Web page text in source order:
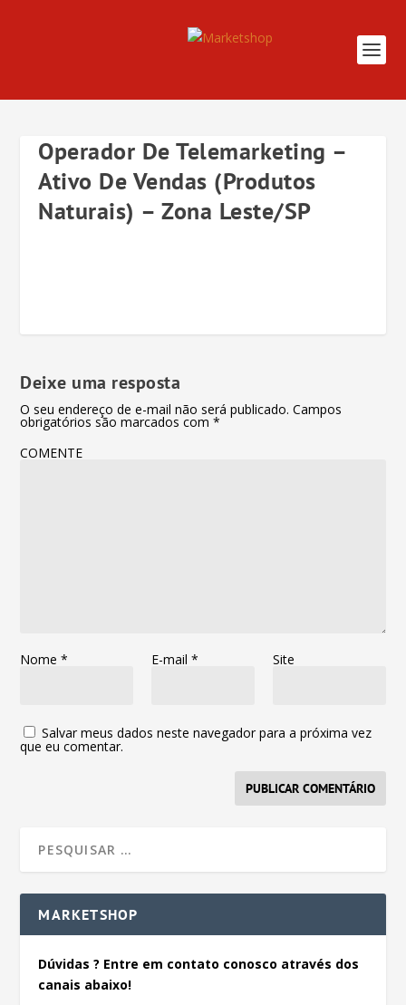
Operador De Telemarketing –
Ativo De Vendas (Produtos
Naturais) – Zona Leste/SP
Deixe uma resposta
O seu endereço de e-mail não será publicado. Campos
obrigatórios são marcados com*
COMENTE
Nome* E-mail * Site
Salvar meus dados neste navegador para a próxima vez
que eu comentar.
MARKETSHOP
Dúvidas ? Entre em contato conosco através dos
canais abaixo!